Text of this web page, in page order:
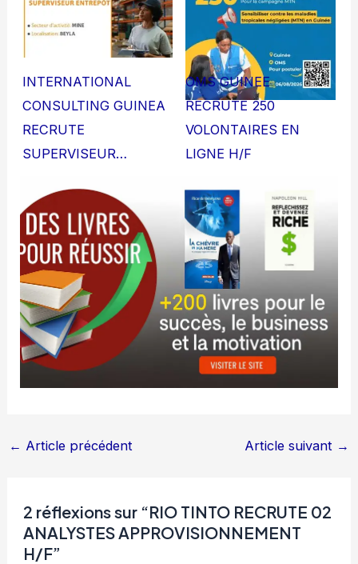
INTERNATIONAL
CONSULTING GUINEA
RECRUTE
SUPERVISEUR…
OMS GUINEE
RECRUTE 250
VOLONTAIRES EN
LIGNE H/F
← Article précédent Article suivant →
2 réflexions sur “RIO TINTO RECRUTE 02
ANALYSTES APPROVISIONNEMENT
H/F”